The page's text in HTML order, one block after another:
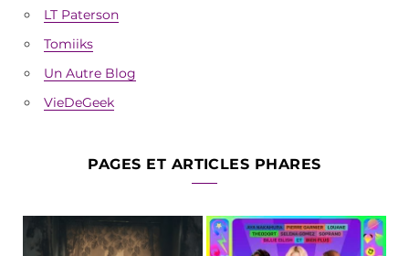
LT Paterson
Tomiiks
Un Autre Blog
VieDeGeek
PAGES ET ARTICLES PHARES